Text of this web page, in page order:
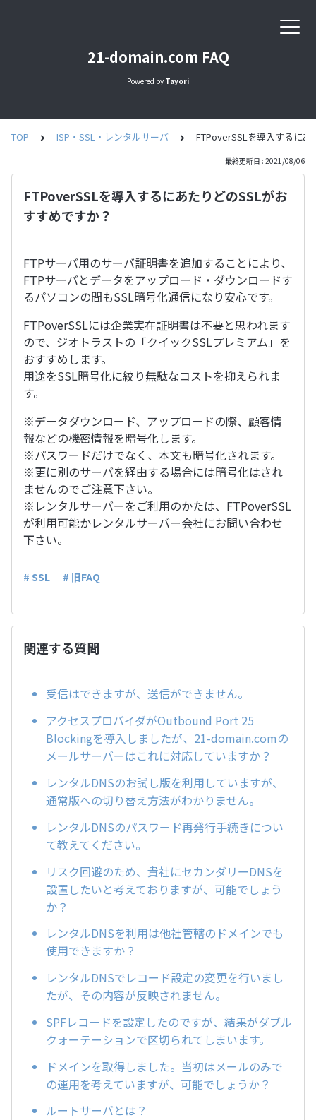
21-domain.com FAQ
Powered by Tayori
TOP ISP・SSL・レンタルサーバ FTPoverSSLを導入するに
最終更新日 : 2021/08/06
FTPoverSSLを導入するにあたりどのSSLがお
すすめですか？
FTPサーバ用のサーバ証明書を追加することにより、
FTPサーバとデータをアップロード・ダウンロードす
るパソコンの間もSSL暗号化通信になり安心です。
FTPoverSSLには企業実在証明書は不要と思われます
ので、ジオトラストの「クイックSSLプレミアム」を
おすすめします。
用途をSSL暗号化に絞り無駄なコストを抑えられま
す。
※データダウンロード、アップロードの際、顧客情
報などの機密情報を暗号化します。
※パスワードだけでなく、本文も暗号化されます。
※更に別のサーバを経由する場合には暗号化はされ
ませんのでご注意下さい。
※レンタルサーバーをご利用のかたは、FTPoverSSL
が利用可能かレンタルサーバー会社にお問い合わせ
下さい。
# SSL # 旧FAQ
関連する質問
受信はできますが、送信ができません。
アクセスプロバイダがOutbound Port 25
Blockingを導入しましたが、21-domain.comの
メールサーバーはこれに対応していますか？
レンタルDNSのお試し版を利用していますが、
通常版への切り替え方法がわかりません。
レンタルDNSのパスワード再発行手続きについ
て教えてください。
リスク回避のため、貴社にセカンダリーDNSを
設置したいと考えておりますが、可能でしょう
か？
レンタルDNSを利用は他社管轄のドメインでも
使用できますか？
レンタルDNSでレコード設定の変更を行いまし
たが、その内容が反映されません。
SPFレコードを設定したのですが、結果がダブル
クォーテーションで区切られてしまいます。
ドメインを取得しました。当初はメールのみで
の運用を考えていますが、可能でしょうか？
ルートサーバとは？